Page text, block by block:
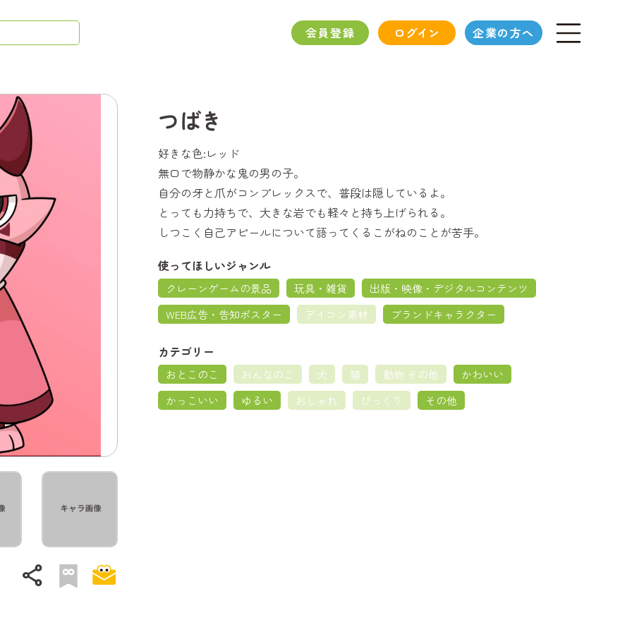
会員登録 ログイン 企業の方へ
share
つばき
好きな色:レッド
無口で物静かな鬼の男の子。
自分の牙と爪がコンプレックスで、普段は隠しているよ。
とっても力持ちで、大きな岩でも軽々と持ち上げられる。
しつこく自己アピールについて語ってくるこがねのことが苦手。
使ってほしいジャンル
クレーンゲームの景品 玩具・雑貨
出版・映像・デジタルコンテンツ
WEB広告・告知ポスター
アイコン素材 ブランドキャラクター
カテゴリー
おとこのこ おんなのこ 犬 猫 動物 その他
かわいい
かっこいい
ゆるい おしゃれ びっくり その他